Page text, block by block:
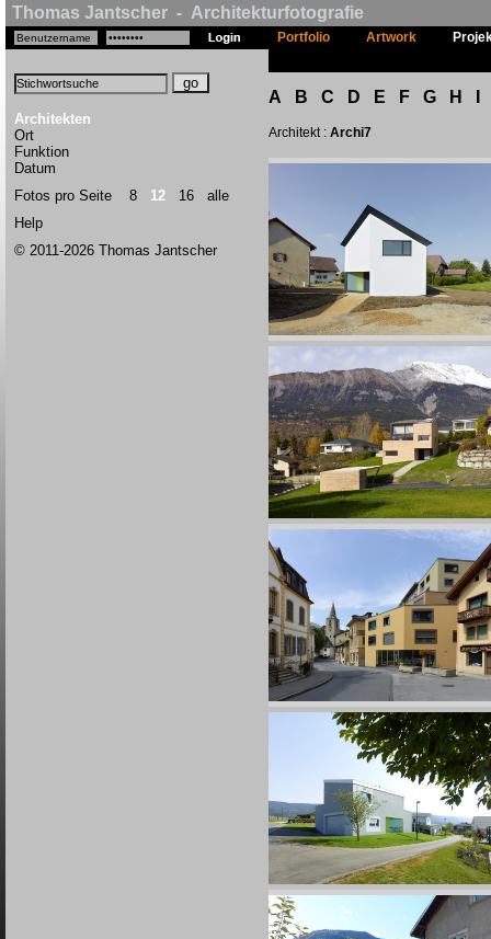
Thomas Jantscher - Architekturfotografie
Architekten
Ort
Funktion
Datum
Fotos pro Seite 8 12 16
alle
Help
© 2011-2026 Thomas Jantscher
Portfolio Artwork
A B C D E F G H
Architekt : Archi7